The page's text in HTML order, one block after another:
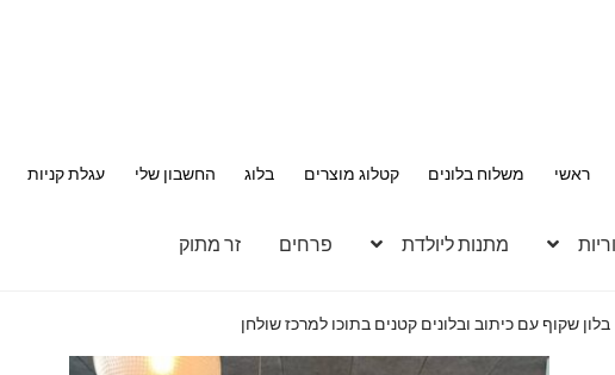
ראשי משלוח בלונים קטלוג מוצרים בלוג החשבון שלי עגלת קניות
מתנות ליולדת פרחים זר מתוק
בלון שקוף עם כיתוב ובלונים קטנים בתוכו למרכז שולחן